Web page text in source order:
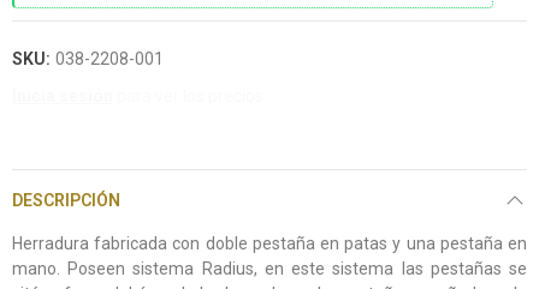
SKU: 038-2208-001
DESCRIPCIÓN
Herradura fabricada con doble pestaña en patas y una pestaña en
mano. Poseen sistema Radius, en este sistema las pestañas se